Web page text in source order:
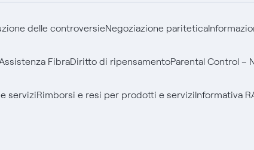
delle controversieNegoziazione paritetica
FibraDiritto di ripensamentoParental Control –
serviziRimborsi e resi per prodotti e serviziInformativa